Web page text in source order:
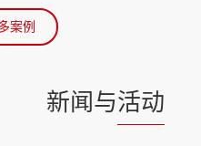
案例
新闻与活动